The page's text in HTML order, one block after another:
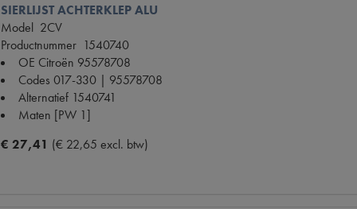
SIERLIJST ACHTERKLEP ALU
Model 2CV
Productnummer 1540740
OE Citroën 95578708
Codes 017-330 | 95578708
Alternatief 1540741
Maten [PW 1]
€ 27,41 (€ 22,65 excl. btw)